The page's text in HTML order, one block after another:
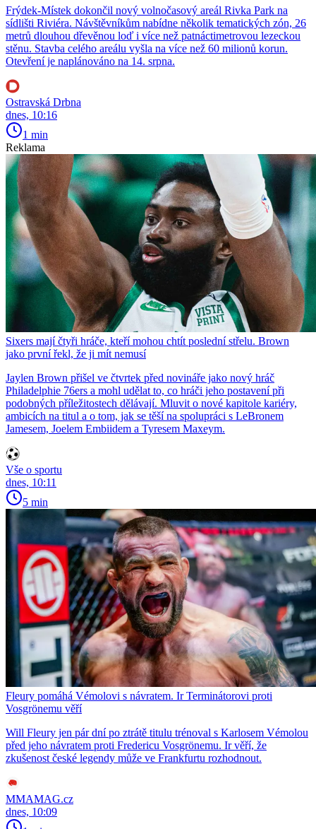
Frýdek-Místek dokončil nový volnočasový areál Rivka Park na
sídlišti Riviéra. Návštěvníkům nabídne několik tematických zón, 26
metrů dlouhou dřevěnou loď i více než patnáctimetrovou lezeckou
stěnu. Stavba celého areálu vyšla na více než 60 milionů korun.
Otevření je naplánováno na 14. srpna.
Ostravská Drbna
dnes, 10:16
1 min
Reklama
Sixers mají čtyři hráče, kteří mohou chtít poslední střelu. Brown
jako první řekl, že ji mít nemusí
Jaylen Brown přišel ve čtvrtek před novináře jako nový hráč
Philadelphie 76ers a mohl udělat to, co hráči jeho postavení při
podobných příležitostech dělávají. Mluvit o nové kapitole kariéry,
ambicích na titul a o tom, jak se těší na spolupráci s LeBronem
Jamesem, Joelem Embiidem a Tyresem Maxeym.
Vše o sportu
dnes, 10:11
5 min
Fleury pomáhá Vémolovi s návratem. Ir Terminátorovi proti
Vosgrönemu věří
Will Fleury jen pár dní po ztrátě titulu trénoval s Karlosem Vémolou
před jeho návratem proti Fredericu Vosgrönemu. Ir věří, že
zkušenost české legendy může ve Frankfurtu rozhodnout.
MMAMAG.cz
dnes, 10:09